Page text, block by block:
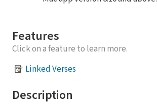
Features
Click on a feature to learn more.
Linked Verses
Description